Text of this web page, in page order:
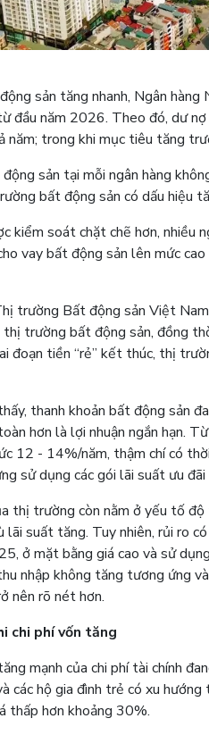
sản tăng nhanh, Ngân
đầu năm 2026. Theo đó, dư
trong khi mục tiêu tăng
sản tại mỗi ngân hàng
bất động sản có dấu hiệu
kiểm soát chặt chẽ hơn, nhiều
vay bất động sản lên mức
trường Bất động sản Việt
trường bất động sản, đồng
đoạn tiền “rẻ” kết thúc, thị
thanh khoản bất động sản
hơn là lợi nhuận ngắn hạn.
12 - 14%/năm, thậm chí có
sử dụng các gói lãi suất ưu đãi
thị trường còn nằm ở yếu tố
lãi suất tăng. Tuy nhiên, rủi ro
ở mặt bằng giá cao và sử
nhập không tăng tương ứng
nên rõ nét hơn.
chi phí vốn tăng
mạnh của chi phí tài chính
các hộ gia đình trẻ có xu
thấp hơn khoảng 30%.